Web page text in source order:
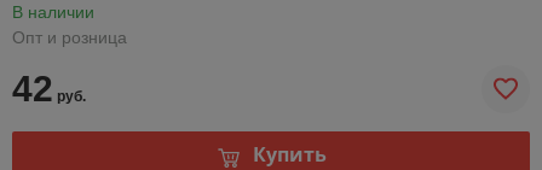
В наличии
Опт и розница
42 руб.
Купить